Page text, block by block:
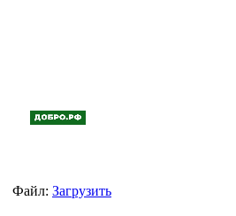
Файл: Загрузить